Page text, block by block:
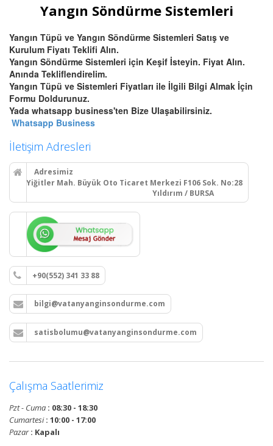
Yangın Söndürme Sistemleri
Yangın Tüpü ve Yangın Söndürme Sistemleri Satış ve
Kurulum Fiyatı Teklifi Alın.
Yangın Söndürme Sistemleri için Keşif İsteyin. Fiyat Alın.
Anında Tekliflendirelim.
Yangın Tüpü ve Sistemleri Fiyatları ile İlgili Bilgi Almak İçin
Formu Doldurunuz.
Yada whatsapp business'ten Bize Ulaşabilirsiniz.
Whatsapp Business
İletişim Adresleri
Adresimiz
Yiğitler Mah. Büyük Oto Ticaret Merkezi F106 Sok. No:28
Yıldırım / BURSA
+90(552) 341 33 88
bilgi@vatanyanginsondurme.com
satisbolumu@vatanyanginsondurme.com
Çalışma Saatlerimiz
Pzt - Cuma : 08:30 - 18:30
Cumartesi: 10:00 - 17:00
Pazar: Kapalı